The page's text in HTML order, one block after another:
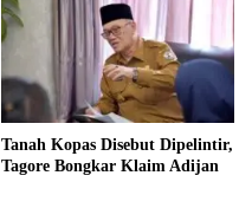
Tanah Kopas Disebut Dipelintir,
Tagore Bongkar Klaim Adijan